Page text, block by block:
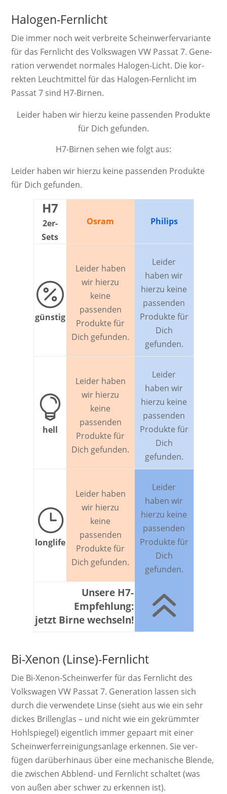
Halogen-Fernlicht
Die immer noch weit ver­breite Schein­werf­er­va­ri­ante
für das Fernlicht des Volkswagen VW Passat 7. Ge­ne­
ra­ti­on ver­wendet nor­ma­les Ha­lo­gen-Licht. Die kor­
rek­ten Leucht­mittel für das Halogen-Fernlicht im
Passat 7 sind H7-Birnen.
Leider haben wir hierzu keine passenden Produkte
für Dich gefunden.
H7-Birnen sehen wie folgt aus:
Leider haben wir hierzu keine passenden Produkte
für Dich gefunden.
H7
2er-
Sets
Osram Philips

günstig
Leider haben
wir hierzu
keine
passenden
Produkte für
Dich gefunden.
Leider
haben wir
hierzu keine
passenden
Produkte für
Dich
gefunden.

hell
Leider haben
wir hierzu
keine
passenden
Produkte für
Dich gefunden.
Leider
haben wir
hierzu keine
passenden
Produkte für
Dich
gefunden.
}
longlife
Leider haben
wir hierzu
keine
passenden
Produkte für
Dich gefunden.
Leider
haben wir
hierzu keine
passenden
Produkte für
Dich
gefunden.
Unsere H7-
Empfehlung:
jetzt Birne wechseln!
6
Bi-Xenon (Linse)-Fernlicht
Die Bi-Xenon-Schein­werf­er für das Fernlicht des
Volkswagen VW Passat 7. Ge­ne­ra­ti­on las­sen sich
durch die ver­wen­dete Linse (sieht aus wie ein sehr
dickes Brillen­glas – und nicht wie ein ge­krümm­ter
Hohl­spiegel) ei­gent­lich immer ge­paart mit einer
Schein­werf­er­rei­ni­gungs­an­lage er­ken­nen. Sie ver­
fügen da­rü­ber­hinaus über eine mecha­nische Blende,
die zwi­schen Ab­blend­- und Fern­licht schal­tet (was
von außen aber schwer zu er­ken­nen ist).